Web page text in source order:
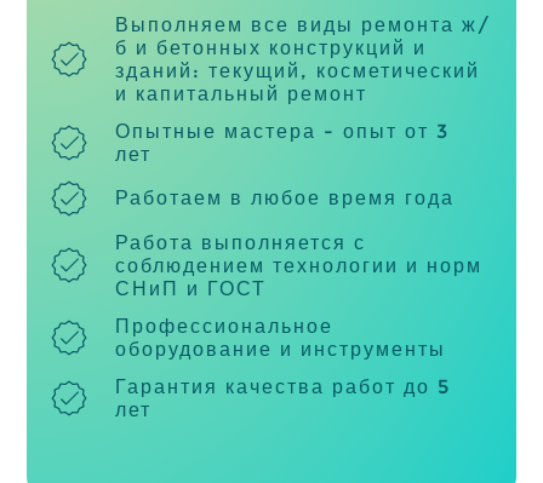
Выполняем все виды ремонта ж/
б и бетонных конструкций и
зданий: текущий, косметический
и капитальный ремонт
Опытные мастера - опыт от 3
лет
Работаем в любое время года
Работа выполняется с
соблюдением технологии и норм
СНиП и ГОСТ
Профессиональное
оборудование и инструменты
Гарантия качества работ до 5
лет